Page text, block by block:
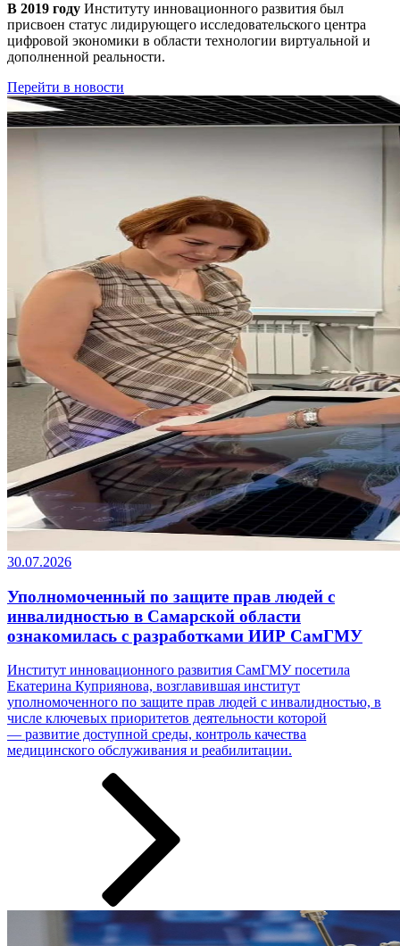
В 2019 году Институту инновационного развития был
присвоен статус лидирующего исследовательского центра
цифровой экономики в области технологии виртуальной и
дополненной реальности.
Перейти в новости
30.07.2026
Уполномоченный по защите прав людей с
инвалидностью в Самарской области
ознакомилась с разработками ИИР СамГМУ
Институт инновационного развития СамГМУ посетила
Екатерина Куприянова, возглавившая институт
уполномоченного по защите прав людей с инвалидностью, в
числе ключевых приоритетов деятельности которой
— развитие доступной среды, контроль качества
медицинского обслуживания и реабилитации.